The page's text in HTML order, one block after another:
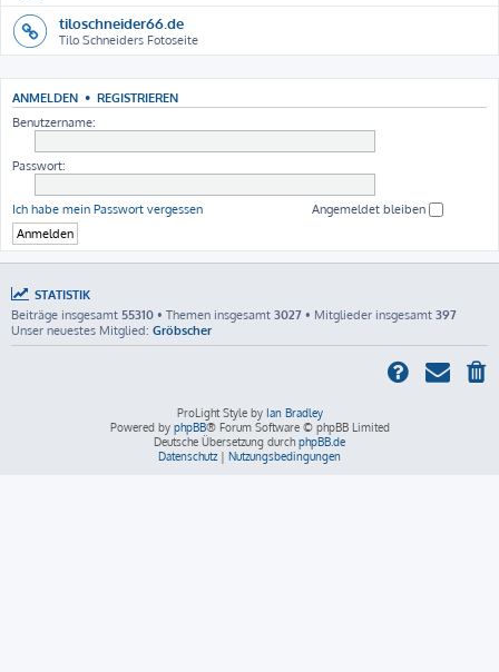
tiloschneider66.de
Tilo Schneiders Fotoseite
ANMELDEN • REGISTRIEREN
Benutzername:
Passwort:
Ich habe mein Passwort vergessen Angemeldet bleiben
STATISTIK
Beiträge insgesamt 55310 • Themen insgesamt 3027 • Mitglieder insgesamt 397
Unser neuestes Mitglied: Gröbscher
ProLight Style by Ian Bradley
Powered by phpBB® Forum Software © phpBB Limited
Deutsche Übersetzung durch phpBB.de
Datenschutz | Nutzungsbedingungen